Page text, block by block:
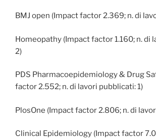
BMJ open (Impact factor 2.369; n. di
Homeopathy (Impact factor 1.160; n. di
2)
PDS Pharmacoepidemiology & Drug
factor 2.552; n. di lavori pubblicati: 1)
PlosOne (Impact factor 2.806; n. di
Clinical Epidemiology (Impact factor